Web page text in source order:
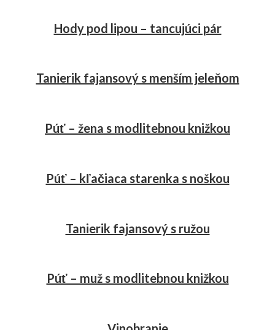
Hody pod lipou – tancujúci pár
Tanierik fajansový s menším jeleňom
Púť – žena s modlitebnou knižkou
Púť – kľačiaca starenka s noškou
Tanierik fajansový s ružou
Púť – muž s modlitebnou knižkou